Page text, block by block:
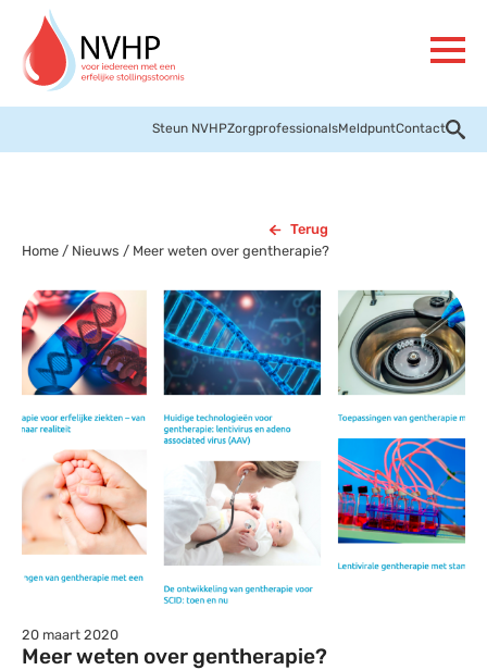
Steun NVHPZorgprofessionalsMeldpuntContact
Terug
Home / Nieuws / Meer weten over gentherapie?
20 maart 2020
Meer weten over gentherapie?